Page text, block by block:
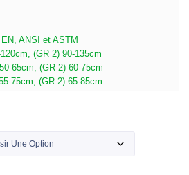
ANSI et ASTM
(GR 2) 90-135cm
65cm, (GR 2) 60-75cm
75cm, (GR 2) 65-85cm